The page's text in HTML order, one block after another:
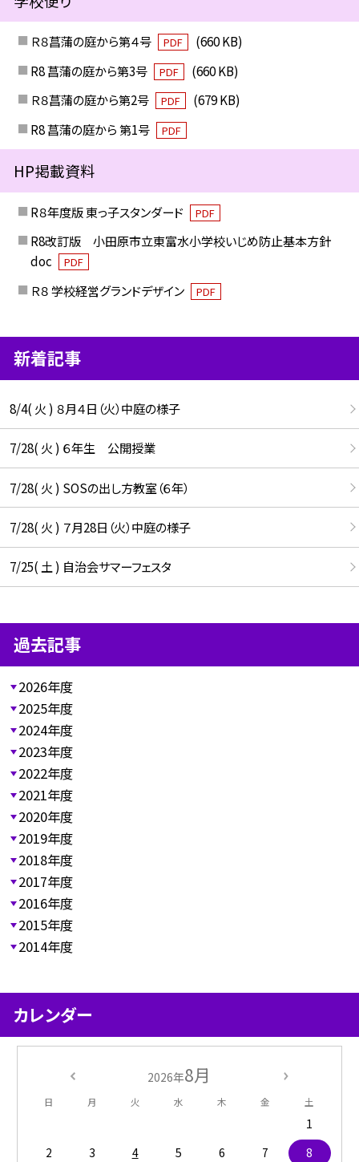
Ｒ８菖蒲の庭から第４号 PDF
(660 KB)
R8 菖蒲の庭から第3号
PDF
(660 KB)
Ｒ８菖蒲の庭から第2号
PDF
(679 KB)
R8 菖蒲の庭から 第1号
PDF
HP掲載資料
R８年度版 東っ子スタンダード PDF
R8改訂版 小田原市立東富水小学校いじめ防止基本方針
doc
PDF
Ｒ８ 学校経営グランドデザイン PDF
新着記事
8/4( 火 ) ８月４日（火）中庭の様子
7/28( 火 ) ６年生 公開授業
7/28( 火 ) SOSの出し方教室（６年）
7/28( 火 ) ７月28日（火）中庭の様子
7/25( 土 ) 自治会サマーフェスタ
過去記事
2026年度
2025年度
2024年度
2023年度
2022年度
2021年度
2020年度
2019年度
2018年度
2017年度
2016年度
2015年度
2014年度
カレンダー
2026年8月
日 月 火 水 木 金 土
1
2
3 4 5 6 7
8